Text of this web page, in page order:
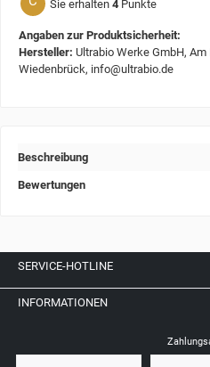
Sie erhalten 4 Punkte
Angaben zur Produktsicherheit:
Hersteller: Ultrabio Werke GmbH,
Wiedenbrück, info@ultrabio.de
Beschreibung
Bewertungen
SERVICE-HOTLINE
INFORMATIONEN